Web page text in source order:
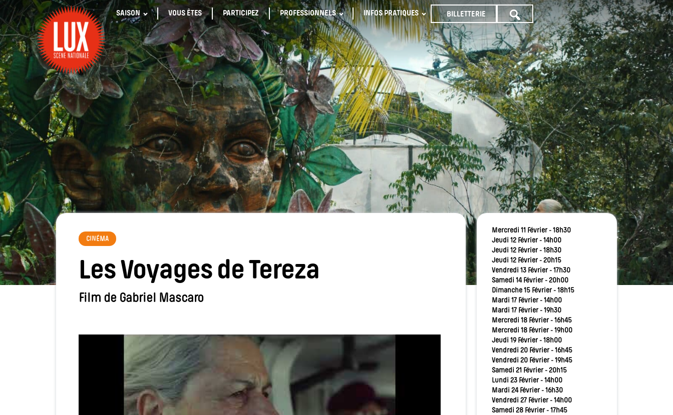
SAISON VOUS ÊTES PARTICIPEZ PROFESSIONNELS INFOS PRATIQUES BILLETTERIE
TOUTE
LA
PROGRAMMATION
CINÉMA
Les Voyages de Tereza
Film de Gabriel Mascaro
Mercredi 11 Février - 18h30
Jeudi 12 Février - 14h00
Jeudi 12 Février - 18h30
Jeudi 12 Février - 20h15
Vendredi 13 Février - 17h30
Samedi 14 Février - 20h00
Dimanche 15 Février - 18h15
Mardi 17 Février - 14h00
Mardi 17 Février - 19h30
Mercredi 18 Février - 16h45
Mercredi 18 Février - 19h00
Jeudi 19 Février - 18h00
Vendredi 20 Février - 16h45
Vendredi 20 Février - 19h45
Samedi 21 Février - 20h15
Lundi 23 Février - 14h00
Mardi 24 Février - 16h30
Vendredi 27 Février - 14h00
Samedi 28 Février - 17h45